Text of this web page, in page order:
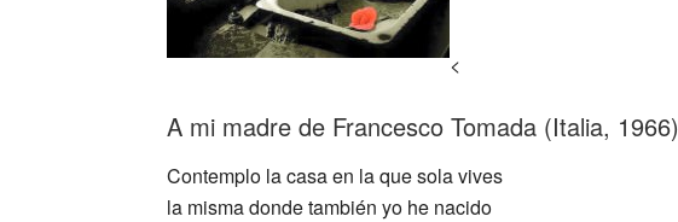
<
A mi madre de Francesco Tomada (Italia, 1966)
Contemplo la casa en la que sola vives
la misma donde también yo he nacido